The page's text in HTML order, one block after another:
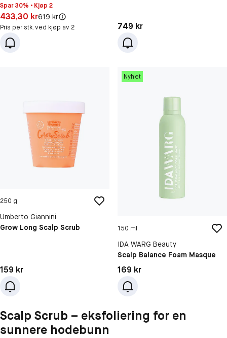
Spar 30% • Kjøp 2
Pris: 433,30 kr
433,30 krOriginal pris:
619 kr
Pris per stk. ved kjøp av 2 Pris: 749 kr
749 kr
250 g
Umberto Giannini
Grow Long Scalp Scrub
Pris: 159 kr
159 kr
Nyhet
150 ml
IDA WARG Beauty
Scalp Balance Foam Masque
Pris: 169 kr
169 kr
Scalp Scrub – eksfoliering for en
sunnere hodebunn